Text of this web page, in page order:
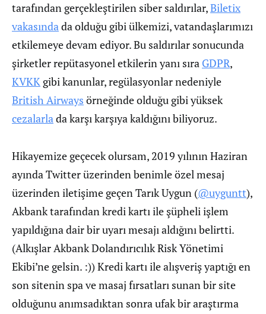
tarafından gerçekleştirilen siber saldırılar,Biletix
vakasındada olduğu gibi ülkemizi, vatandaşlarımızı
etkilemeye devam ediyor. Bu saldırılar sonucunda
şirketler repütasyonel etkilerin yanı sıra GDPR,
KVKK gibi kanunlar, regülasyonlar nedeniyle
British Airways örneğinde olduğu gibi yüksek
cezalarlada karşı karşıya kaldığını biliyoruz.
Hikayemize geçecek olursam, 2019 yılının Haziran
ayında Twitter üzerinden benimle özel mesaj
üzerinden iletişime geçen Tarık Uygun (@uyguntt),
Akbank tarafından kredi kartı ile şüpheli işlem
yapıldığına dair bir uyarı mesajı aldığını belirtti.
(Alkışlar Akbank Dolandırıcılık Risk Yönetimi
Ekibi’ne gelsin. :)) Kredi kartı ile alışveriş yaptığı en
son sitenin spa ve masaj fırsatları sunan bir site
olduğunu anımsadıktan sonra ufak bir araştırma